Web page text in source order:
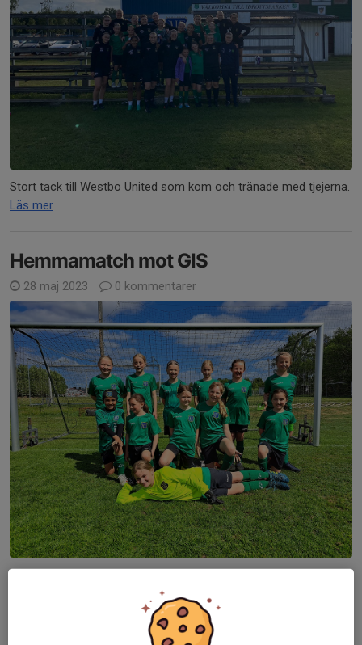
Stort tack till Westbo United som kom och tränade med tjejerna.
Läs mer
Hemmamatch mot GIS
28 maj 2023 0 kommentarer
Strax efter lunch tog vi emot GIS tjejer.
Det blev en match med många kamper och dueller där alla tjejer